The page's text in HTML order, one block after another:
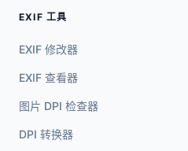
EXIF 工具
EXIF 修改器
EXIF 查看器
图片 DPI 检查器
DPI 转换器